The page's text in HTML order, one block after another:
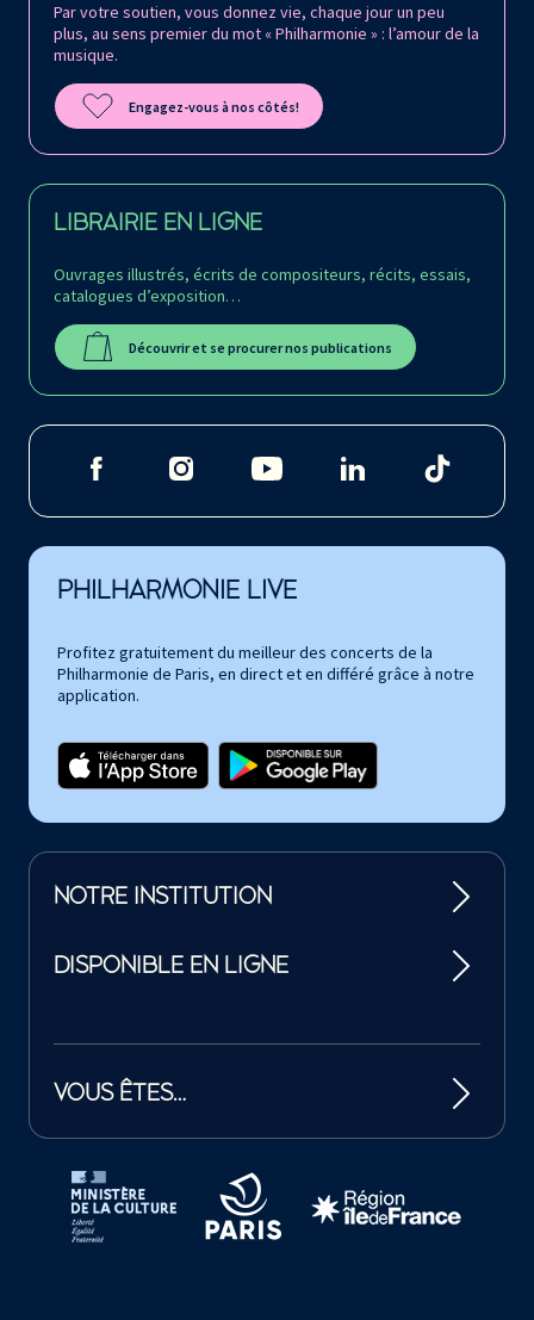
Par votre soutien, vous donnez vie, chaque jour un peu
plus, au sens premier du mot « Philharmonie » : l’amour de la
musique.
Engagez-vous à nos côtés!
LIBRAIRIE EN LIGNE
Ouvrages illustrés, écrits de compositeurs, récits, essais,
catalogues d’exposition…
Découvrir et se procurer nos publications
PHILHARMONIE LIVE
Profitez gratuitement du meilleur des concerts de la
Philharmonie de Paris, en direct et en différé grâce à notre
application.
NOTRE INSTITUTION
DISPONIBLE EN LIGNE
VOUS ÊTES…
Tutelles et mécènes de la Philharmonie de Paris